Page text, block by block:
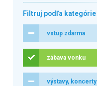
Filtruj podľa kategórie
vstup zdarma
zábava vonku
výstavy, koncerty